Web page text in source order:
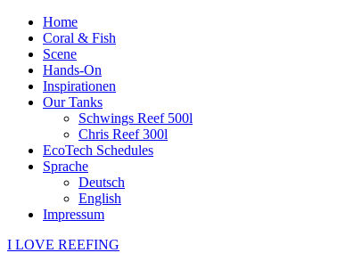
Home
Coral & Fish
Scene
Hands-On
Inspirationen
Our Tanks
Schwings Reef 500l
Chris Reef 300l
EcoTech Schedules
Sprache
Deutsch
English
Impressum
I LOVE REEFING